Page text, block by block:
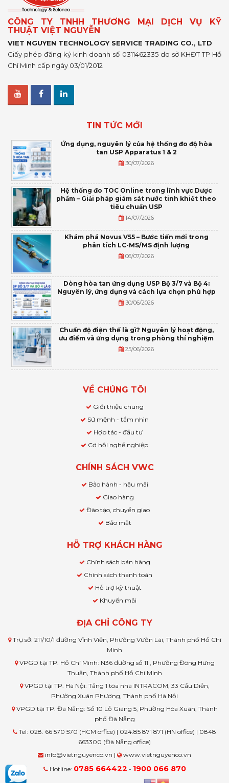
CÔNG TY TNHH THƯƠNG MẠI DỊCH VỤ KỸ
THUẬT VIỆT NGUYỄN
VIET NGUYEN TECHNOLOGY SERVICE TRADING CO., LTD
Giấy phép đăng ký kinh doanh số 0311462335 do sở KHĐT TP Hồ
Chí Minh cấp ngày 03/01/2012
TIN TỨC MỚI
Ứng dụng, nguyên lý của hệ thống đo độ hòa
tan USP Apparatus 1 & 2
30/07/2026
Hệ thống đo TOC Online trong lĩnh vực Dược
phẩm – Giải pháp giám sát nước tinh khiết theo
tiêu chuẩn USP
14/07/2026
Khám phá Novus V55 – Bước tiến mới trong
phân tích LC-MS/MS định lượng
06/07/2026
Dòng hòa tan ứng dụng USP Bộ 3/7 và Bộ 4:
Nguyên lý, ứng dụng và cách lựa chọn phù hợp
30/06/2026
Chuẩn độ điện thế là gì? Nguyên lý hoạt động,
ưu điểm và ứng dụng trong phòng thí nghiệm
25/06/2026
VỀ CHÚNG TÔI
Giới thiệu chung
Sứ mệnh - tầm nhìn
Hợp tác - đầu tư
Cơ hội nghề nghiệp
CHÍNH SÁCH VWC
Bảo hành - hậu mãi
Giao hàng
Đào tạo, chuyển giao
Bảo mật
HỖ TRỢ KHÁCH HÀNG
Chính sách bán hàng
Chính sách thanh toán
Hỗ trợ kỹ thuật
Khuyến mãi
ĐỊA CHỈ CÔNG TY
Trụ sở: 211/10/1 đường Vĩnh Viễn, Phường Vườn Lài, Thành phố Hồ Chí
Minh
VPGD tại TP. Hồ Chí Minh: N36 đường số 11 , Phường Đông Hưng
Thuận, Thành phố Hồ Chí Minh
VPGD tại TP. Hà Nội: Tầng 1 tòa nhà INTRACOM, 33 Cầu Diễn,
Phường Xuân Phương, Thành phố Hà Nội
VPGD tại TP. Đà Nẵng: Số 10 Lỗ Giáng 5, Phường Hòa Xuân, Thành
phố Đà Nẵng
Tel: 028. 66 570 570 (HCM office) | 024.85 871 871 (HN office) | 0848
663300 (Đà Nẵng office)
info@vietnguyenco.vn |
www.vietnguyenco.vn
Hotline: 0785 664422 - 1900 066 870